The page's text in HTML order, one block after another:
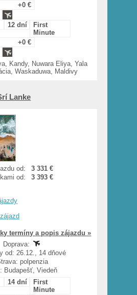
+0 €
12 dní
First
Minute
+0 €
Kandy, Nuwara Eliya, Yala
Waskaduwa, Maldivy
Lanke
od:
3 331 €
od:
3 393 €
termíny a popis zájazdu »
Doprava:
od: 26.12., 14 dňové
polpenzia
Budapešť, Viedeň
14 dní
First
Minute